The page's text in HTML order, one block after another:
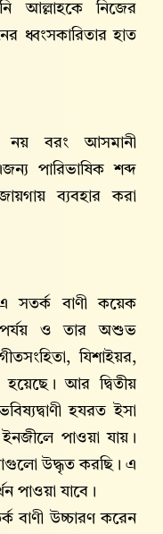
আল্লাহকে নিজের
ধ্বংসকারিতার হাত
নয় বরং আসমানী
পারিভাষিক শব্দ
ব্যবহার করা
এ সতর্ক বাণী কয়েক
ও তার অশুভ
যিশাইয়র,
হয়েছে। আর দ্বিতীয়
হযরত ইসা
পাওয়া যায়।
উদ্ধৃত করছি। এ
পাওয়া যাবে।
বাণী উচ্চারণ করেন